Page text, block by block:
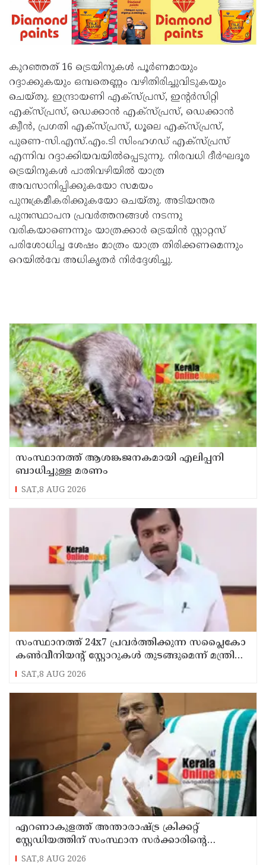
കുറഞ്ഞത് 16 ട്രെയിനുകൾ പൂർണമായും
റദ്ദാക്കുകയും ഒമ്പതെണ്ണം വഴിതിരിച്ചുവിടുകയും
ചെയ്തു. ഇന്ദ്രായണി എക്സ്പ്രസ്, ഇന്റർസിറ്റി
എക്സ്പ്രസ്, ഡെക്കാൻ എക്സ്പ്രസ്, ഡെക്കാൻ
ക്വീൻ, പ്രഗതി എക്സ്പ്രസ്, ധൂലെ എക്സ്പ്രസ്,
പുണെ-സി.എസ്.എം.ടി സിംഹഗഡ് എക്സ്പ്രസ്
എന്നിവ റദ്ദാക്കിയവയിൽപ്പെടുന്നു. നിരവധി ദീർഘദൂര
ട്രെയിനുകൾ പാതിവഴിയിൽ യാത്ര
അവസാനിപ്പിക്കുകയോ സമയം
പുനഃക്രമീകരിക്കുകയോ ചെയ്തു. അടിയന്തര
പുനഃസ്ഥാപന പ്രവർത്തനങ്ങൾ നടന്നു
വരികയാണെന്നും യാത്രക്കാർ ട്രെയിൻ സ്റ്റാറ്റസ്
പരിശോധിച്ച ശേഷം മാത്രം യാത്ര തിരിക്കണമെന്നും
റെയിൽവേ അധികൃതർ നിർദ്ദേശിച്ചു.
സംസ്ഥാനത്ത് ആശങ്കജനകമായി എലിപ്പനി
ബാധിച്ചുള്ള മരണം
SAT,8 AUG 2026
സംസ്ഥാനത്ത് 24x7 പ്രവർത്തിക്കുന്ന സപ്ലൈകോ
കൺവീനിയന്റ് സ്റ്റോറുകൾ തുടങ്ങുമെന്ന് മന്ത്രി
അനൂപ് ജേക്കബ്ബ്
SAT,8 AUG 2026
എറണാകുളത്ത് അന്താരാഷ്ട്ര ക്രിക്കറ്റ്
സ്റ്റേഡിയത്തിന് സംസ്ഥാന സർക്കാരിന്റെ
ഔദ്യോഗിക അനുമതി
SAT,8 AUG 2026